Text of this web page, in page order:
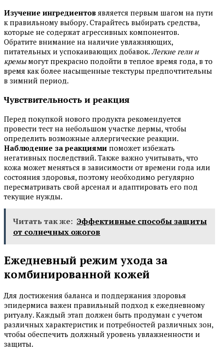
Изучение ингредиентовявляется первым шагом на пути
к правильному выбору. Старайтесь выбирать средства,
которые не содержат агрессивных компонентов.
Обратите внимание на наличие увлажняющих,
питательных и успокаивающих добавок. Легкие гели и
кремымогут прекрасно подойти в теплое время года, в то
время как более насыщенные текстуры предпочтительны
в зимний период.
Чувствительность и реакция
Перед покупкой нового продукта рекомендуется
провести тест на небольшом участке дермы, чтобы
определить возможные аллергические реакции.
Наблюдение за реакциями поможет избежать
негативных последствий. Также важно учитывать, что
кожа может меняться в зависимости от времени года или
состояния здоровья, поэтому необходимо регулярно
пересматривать свой арсенал и адаптировать его под
текущие нужды.
Читать так же: Эффективные способы защиты
от солнечных ожогов
Ежедневный режим ухода за
комбинированной кожей
Для достижения баланса и поддержания здоровья
эпидермиса важен правильный подход к ежедневному
ритуалу. Каждый этап должен быть продуман с учетом
различных характеристик и потребностей различных зон,
чтобы обеспечить должный уровень увлажненности и
защиты.